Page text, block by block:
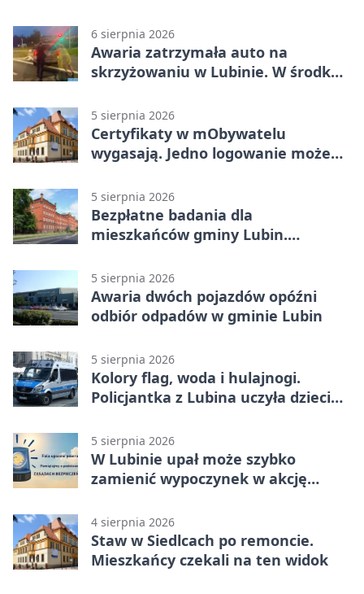
6 sierpnia 2026
Awaria zatrzymała auto na
skrzyżowaniu w Lubinie. W środku
5 sierpnia 2026
Certyfikaty w mObywatelu
wygasają. Jedno logowanie może
5 sierpnia 2026
Bezpłatne badania dla
mieszkańców gminy Lubin.
5 sierpnia 2026
Awaria dwóch pojazdów opóźni
odbiór odpadów w gminie Lubin
5 sierpnia 2026
Kolory flag, woda i hulajnogi.
Policjantka z Lubina uczyła dzieci
5 sierpnia 2026
W Lubinie upał może szybko
zamienić wypoczynek w akcję
4 sierpnia 2026
Staw w Siedlcach po remoncie.
Mieszkańcy czekali na ten widok